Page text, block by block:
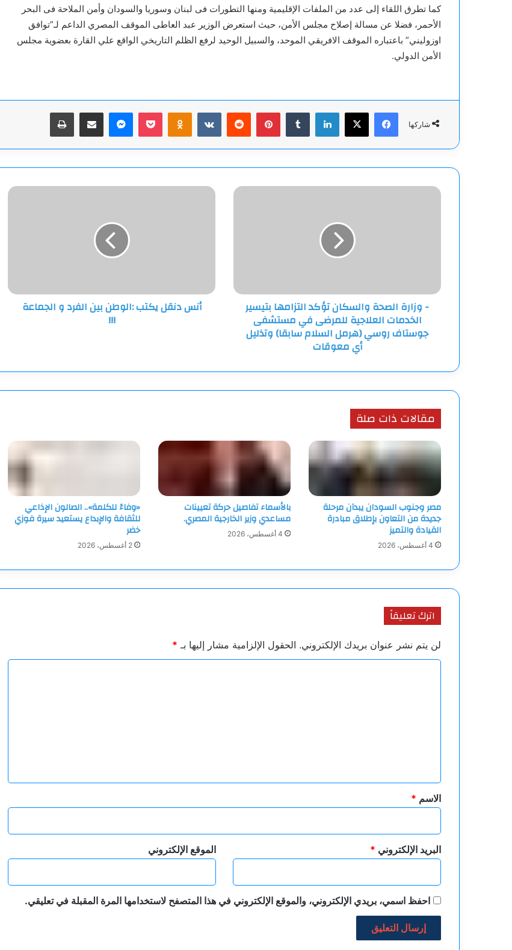
كما تطرق اللقاء إلى عدد من الملفات الإقليمية ومنها التطورات فى لبنان وسوريا والسودان وأمن الملاحة فى البحر
الأحمر، فضلا عن مسالة إصلاح مجلس الأمن، حيث استعرض الوزير عبد العاطى الموقف المصري الداعم لـ”توافق
اوزوليني” باعتباره الموقف الافريقي الموحد، والسبيل الوحيد لرفع الظلم التاريخي الواقع علي القارة بعضوية مجلس
الأمن الدولي.
شاركها
فيسبوك
‫X لينكدإن بينتيريست Odnoklassniki
‫Pocketماسنجرمشاركة عبر البريد طباعة
-
العلاجية
للمرضى
مستشفى
جوستاف
(هرمل
سابقا)
وتذليل
أي
معوقات
- وزارة الصحة والسكان تؤكد التزامها بتيسير
الخدمات العلاجية للمرضى في مستشفى
جوستاف روسي (هرمل السلام سابقا) وتذليل
أي معوقات
أنس
!!!
أنس دنقل يكتب :الوطن بين الفرد و الجماعة
!!!
مقالات ذات صلة
مصر وجنوب السودان يبدآن مرحلة
جديدة من التعاون بإطلاق مبادرة
القيادة والتميز
4 أغسطس، 2026
بالأسماء تفاصيل حركة تعيينات
مساعدي وزير الخارجية المصري.
4 أغسطس، 2026
«وفاءً للكلمة».. الصالون الإذاعي
للثقافة والإبداع يستعيد سيرة فوزي
خضر
2 أغسطس، 2026
اترك تعليقاً
لن يتم نشر عنوان بريدك الإلكتروني. الحقول الإلزامية مشار إليها بـ *
*
الاسم *
البريد الإلكتروني * الموقع الإلكتروني
احفظ اسمي، بريدي الإلكتروني، والموقع الإلكتروني في هذا المتصفح لاستخدامها المرة المقبلة في تعليقي.